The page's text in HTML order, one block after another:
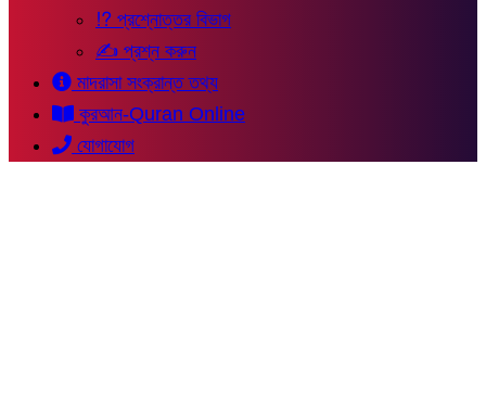
⁉ প্রশ্নোত্তর বিভাগ
✍ প্রশ্ন করুন
মাদরাসা সংক্রান্ত তথ্য
কুরআন-Quran Online
যোগাযোগ